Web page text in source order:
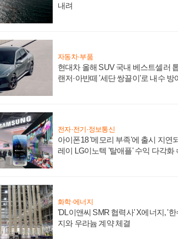
내려
자동차·부품
현대차 올해 SUV 국내 베스트셀러
랜저·아반떼 '세단 쌍끌이'로 내수 방
전자·전기·정보통신
아이폰18 '메모리 부족'에 출시 지연
레이 LG이노텍 '탈애플' 수익 다각화
화학·에너지
'DL이앤씨 SMR 협력사' X에너지, '
지와 우라늄 계약 체결